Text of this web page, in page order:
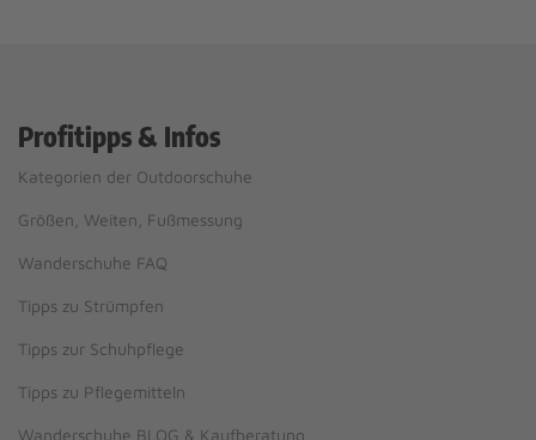
Profitipps & Infos
Kategorien der Outdoorschuhe
Größen, Weiten, Fußmessung
Wanderschuhe FAQ
Tipps zu Strümpfen
Tipps zur Schuhpflege
Tipps zu Pflegemitteln
Wanderschuhe BLOG & Kaufberatung